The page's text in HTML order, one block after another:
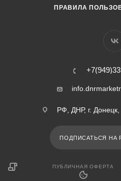
ПРАВИЛА
РФ, ДНР, г.
ПОДПИСАТЬСЯ НА
ПУБЛИЧНАЯ ОФЕРТА